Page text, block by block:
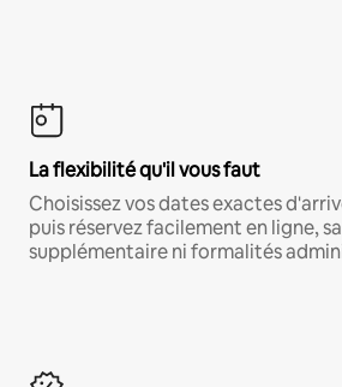
La flexibilité qu'il vous faut
Choisissez vos dates exactes
puis réservez facilement en ligne,
supplémentaire ni formalités